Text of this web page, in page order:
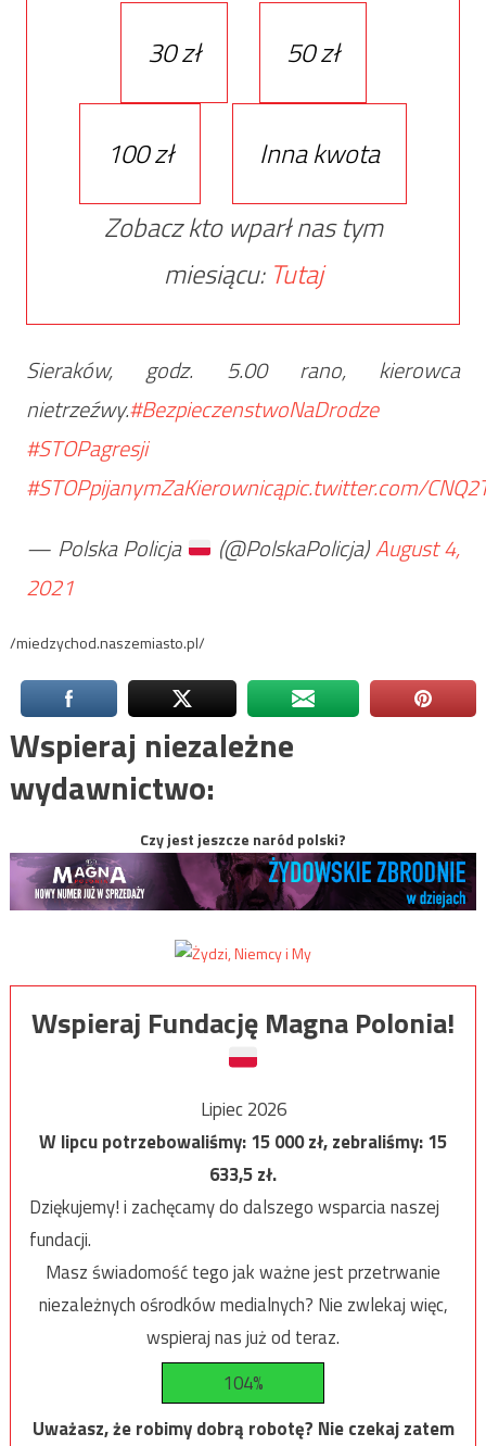
30 zł 50 zł
100 zł
Inna kwota
Zobacz kto wparł nas tym
miesiącu: Tutaj
Sieraków, godz. 5.00 rano, kierowca
nietrzeźwy.#BezpieczenstwoNaDrodze
#STOPagresji
#STOPpijanymZaKierownicąpic.twitter.com/
— Polska Policja
(@PolskaPolicja)August 4,
2021
/miedzychod.naszemiasto.pl/
Wspieraj niezależne
wydawnictwo:
Czy jest jeszcze naród polski?
Wspieraj Fundację Magna Polonia!
Lipiec 2026
W lipcu potrzebowaliśmy:15 000zł, zebraliśmy:15
633,5zł.
Dziękujemy! i zachęcamy do dalszego wsparcia naszej
fundacji.
Masz świadomość tego jak ważne jest przetrwanie
niezależnych ośrodków medialnych? Nie zwlekaj więc,
wspieraj nas już od teraz.
104%
Uważasz, że robimy dobrą robotę? Nie czekaj zatem